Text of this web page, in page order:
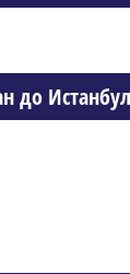
до Истанбул